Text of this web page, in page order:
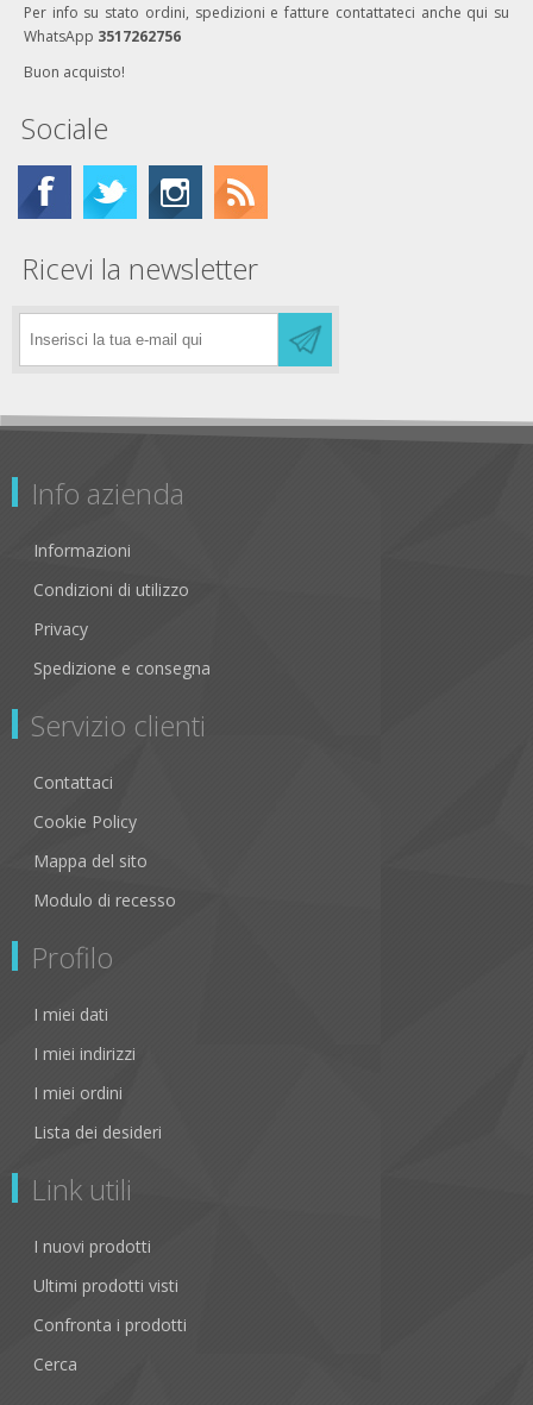
Per info su stato ordini, spedizioni e fatture contattateci anche qui su
WhatsApp 3517262756
Buon acquisto!
Sociale
Ricevi la newsletter
Info azienda
Informazioni
Condizioni di utilizzo
Privacy
Spedizione e consegna
Servizio clienti
Contattaci
Cookie Policy
Mappa del sito
Modulo di recesso
Profilo
I miei dati
I miei indirizzi
I miei ordini
Lista dei desideri
Link utili
I nuovi prodotti
Ultimi prodotti visti
Confronta i prodotti
Cerca